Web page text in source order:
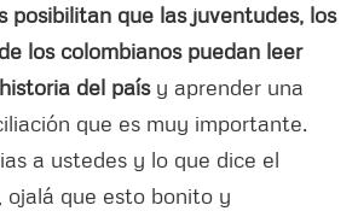
posibilitan que las juventudes, los
los colombianos puedan leer
del país y aprender una
que es muy importante.
a ustedes y lo que dice el
ojalá que esto bonito y